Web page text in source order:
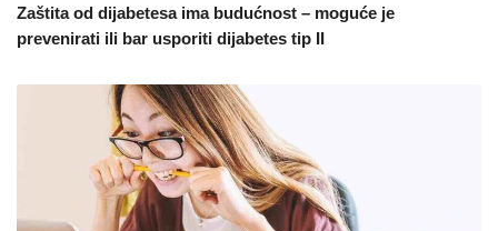
Zaštita od dijabetesa ima budućnost – moguće je
prevenirati ili bar usporiti dijabetes tip II